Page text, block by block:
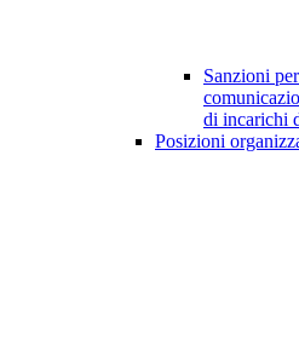
Sanzioni
di incarichi
Posizioni